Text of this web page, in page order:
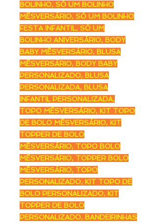
BOLINHO, SÓ UM BOLINHO
MÊSVERSÁRIO, SÓ UM BOLINHO
FESTA INFANTIL, SÓ UM
BOLINHO ANIVERSÁRIO, BODY
BABY MÊSVERSÁRIO, BLUSA
MÊSVERSÁRIO, BODY BABY
PERSONALIZADO, BLUSA
PERSONALIZADA, BLUSA
INFANTIL PERSONALIZADA,
TOPO MÊSVERSÁRIO, KIT TOPO
DE BOLO MÊSVERSÁRIO, KIT
TOPPER DE BOLO
MÊSVERSÁRIO, TOPO BOLO
MÊSVERSÁRIO, TOPPER BOLO
MÊSVERSÁRIO, TOPO
PERSONALIZADO, KIT TOPO DE
BOLO PERSONALIZADO, KIT
TOPPER DE BOLO
PERSONALIZADO, BANDEIRINHAS